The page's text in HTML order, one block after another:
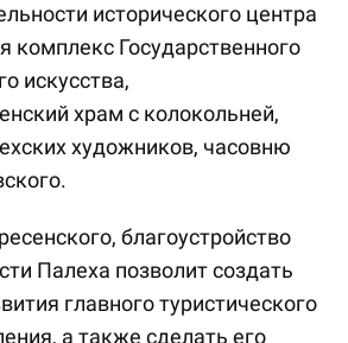
исторического центра
комплекс Государственного
искусства,
храм с колокольней,
художников, часовню
благоустройство
Палеха позволит создать
главного туристического
а также сделать его